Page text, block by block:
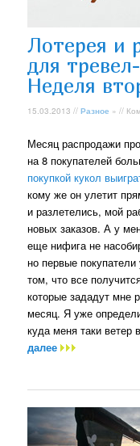
Лотерея и
для
Неделя
15.03.2013 //Разное » //
Месяц распродажи
на 8 покупателей
покупкой кукол
кому же он улетит
и разлетелись, мой
новых заказов. А у
еще нифига не
но первые
том, что все
которые зададут мне
месяц. Я уже
куда меня таки
далее